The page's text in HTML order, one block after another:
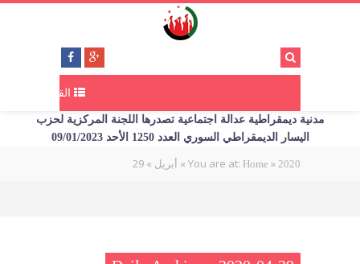
القائمة
مدنية ديمقراطية عدالة اجتماعية تصدرها اللجنة المركزية لحزب
اليسار الديمقراطي السوري العدد 1250 الأحد 09/01/2023
You are at: Home » 2020
» أبريل »
29